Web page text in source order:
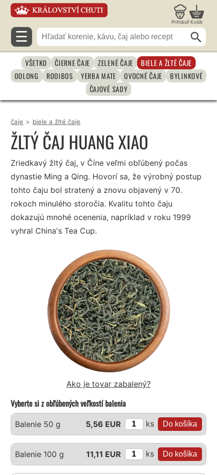
Prihlásiť Košík
☰
VŠETKO ČIERNE ČAJE ZELENÉ ČAJE
BIELE A ŽLTÉ ČAJE
OOLONG
ROOIBOS YERBA MATE OVOCNÉ ČAJE
BYLINKOVÉ
ČAJOVÉ SADY
čaje > biele a žlté čaje
ŽLTÝ ČAJ HUANG XIAO
Zriedkavý žltý čaj, v Číne veľmi obľúbený počas
dynastie Ming a Qing. Hovorí sa, že výrobný postup
tohto čaju bol stratený a znovu objavený v 70.
rokoch minulého storočia. Kvalitu tohto čaju
dokazujú mnohé ocenenia, napríklad v roku 1999
vyhral China's Tea Cup.
Ako je tovar zabalený?
Vyberte si z obľúbených veľkostí balenia
Balenie 50 g 5,56 EUR ks
Balenie 100 g 11,11 EUR ks